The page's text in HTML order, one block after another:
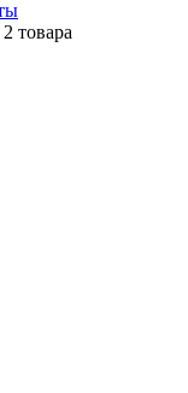
2 товара